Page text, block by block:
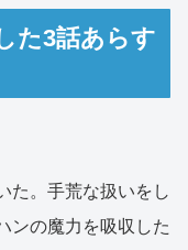
た3話あらす
た。手荒な扱いをし
ンの魔力を吸収した